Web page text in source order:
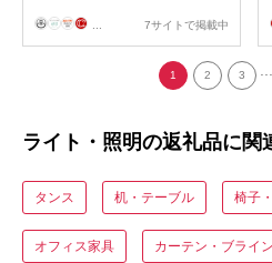
... 7サイトで掲載中
1 2 3 ...
ライト・照明の返礼品に関
タンス 机・テーブル 椅子
オフィス家具 カーテン・ブライ